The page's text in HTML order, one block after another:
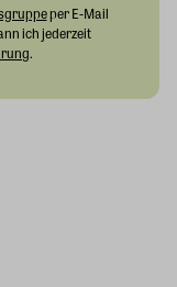
per E-Mail
ich jederzeit
.